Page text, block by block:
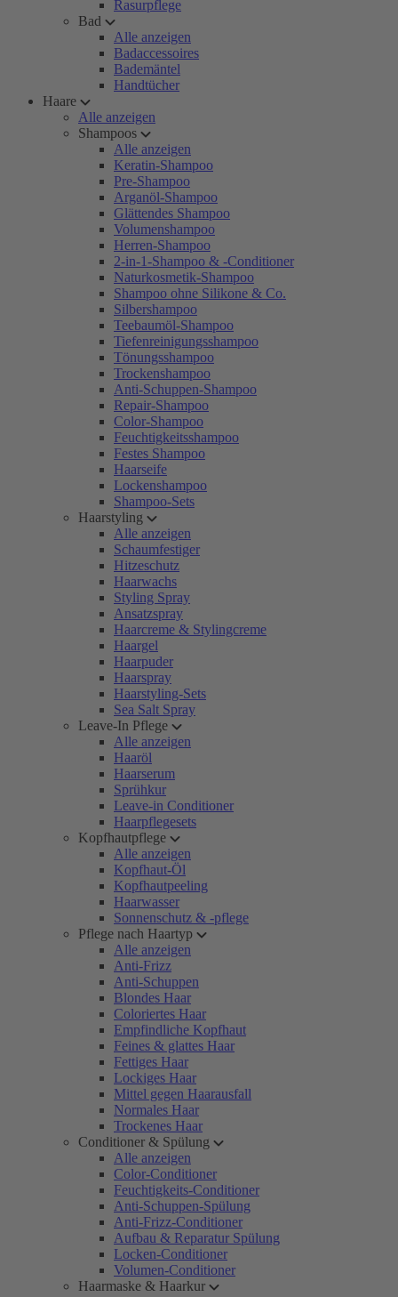
Rasurpflege
Bad
Alle anzeigen
Badaccessoires
Bademäntel
Handtücher
Haare
Alle anzeigen
Shampoos
Alle anzeigen
Keratin-Shampoo
Pre-Shampoo
Arganöl-Shampoo
Glättendes Shampoo
Volumenshampoo
Herren-Shampoo
2-in-1-Shampoo & -Conditioner
Naturkosmetik-Shampoo
Shampoo ohne Silikone & Co.
Silbershampoo
Teebaumöl-Shampoo
Tiefenreinigungsshampoo
Tönungsshampoo
Trockenshampoo
Anti-Schuppen-Shampoo
Repair-Shampoo
Color-Shampoo
Feuchtigkeitsshampoo
Festes Shampoo
Haarseife
Lockenshampoo
Shampoo-Sets
Haarstyling
Alle anzeigen
Schaumfestiger
Hitzeschutz
Haarwachs
Styling Spray
Ansatzspray
Haarcreme & Stylingcreme
Haargel
Haarpuder
Haarspray
Haarstyling-Sets
Sea Salt Spray
Leave-In Pflege
Alle anzeigen
Haaröl
Haarserum
Sprühkur
Leave-in Conditioner
Haarpflegesets
Kopfhautpflege
Alle anzeigen
Kopfhaut-Öl
Kopfhautpeeling
Haarwasser
Sonnenschutz & -pflege
Pflege nach Haartyp
Alle anzeigen
Anti-Frizz
Anti-Schuppen
Blondes Haar
Coloriertes Haar
Empfindliche Kopfhaut
Feines & glattes Haar
Fettiges Haar
Lockiges Haar
Mittel gegen Haarausfall
Normales Haar
Trockenes Haar
Conditioner & Spülung
Alle anzeigen
Color-Conditioner
Feuchtigkeits-Conditioner
Anti-Schuppen-Spülung
Anti-Frizz-Conditioner
Aufbau & Reparatur Spülung
Locken-Conditioner
Volumen-Conditioner
Haarmaske & Haarkur